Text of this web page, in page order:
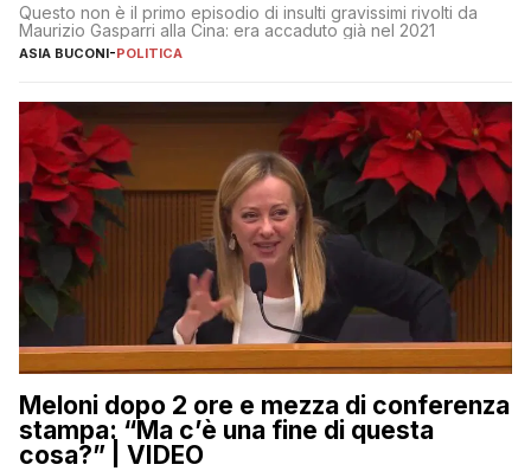
Questo non è il primo episodio di insulti gravissimi rivolti da
Maurizio Gasparri alla Cina: era accaduto già nel 2021
ASIA BUCONI-POLITICA
Meloni dopo 2 ore e mezza di conferenza
stampa: “Ma c’è una fine di questa
cosa?” | VIDEO